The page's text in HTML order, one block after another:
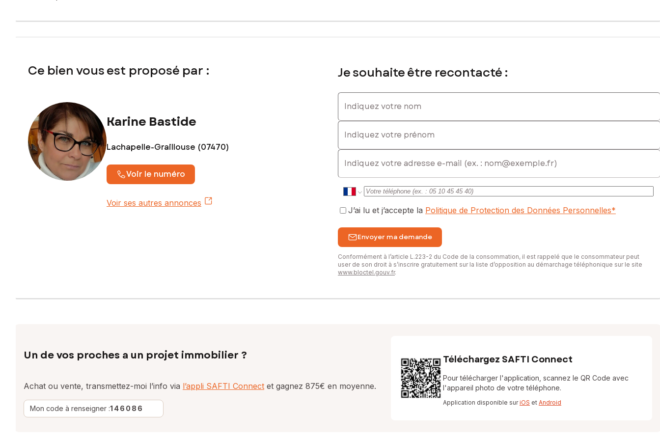
Ce bien vous est proposé par :
Karine Bastide
Lachapelle-Graillouse (07470)
Voir le numéro
Voir ses autres annonces
Je souhaite être recontacté :
Indiquez votre nom
Indiquez votre prénom
E-mail
J’ai lu et j’accepte la Politique de Protection des Données Personnelles*
Envoyer ma demande
Conformément à l’article L.223-2 du Code de la consommation, il est rappelé que le consommateur peut
user de son droit à s’inscrire gratuitement sur la liste d’opposition au démarchage téléphonique sur le site
www.bloctel.gouv.fr.
Un de vos proches a un projet immobilier ?
Achat ou vente, transmettez-moi l’info via l’appli SAFTI Connect et gagnez 875€ en moyenne.
Mon code à renseigner :146086
Téléchargez SAFTI Connect
Pour télécharger l'application, scannez le QR Code avec
l'appareil photo de votre téléphone.
Application disponible suriOS et Android